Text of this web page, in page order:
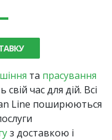
та прасування
час для дій. Всі
Line поширюються
з доставкою і